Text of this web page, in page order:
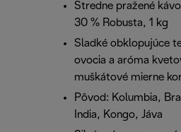
Stredne pražené
30 % Robusta, 1 kg
Sladké obklopujúce
ovocia a aróma
muškátové mierne
Pôvod: Kolumbia,
India, Kongo, Jáva